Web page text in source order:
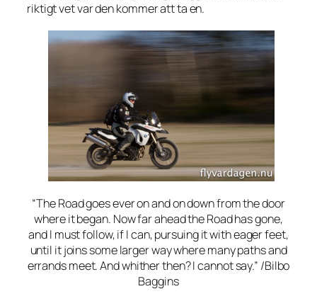
riktigt vet var den kommer att ta en.
“The Road goes ever on and on down from the door
where it began. Now far ahead the Road has gone,
and I must follow, if I can, pursuing it with eager feet,
until it joins some larger way where many paths and
errands meet. And whither then? I cannot say.” /Bilbo
Baggins